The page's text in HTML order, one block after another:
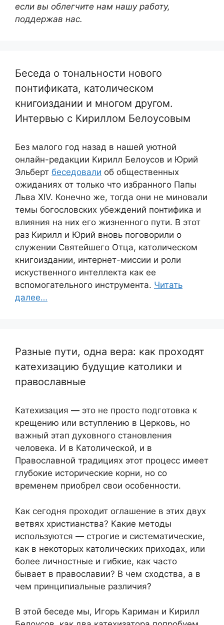
если вы облегчите нам нашу работу,
поддержав нас.
Беседа о тональности нового
понтификата, католическом
книгоиздании и многом другом.
Интервью с Кириллом Белоусовым
Без малого год назад в нашей уютной
онлайн-редакции Кирилл Белоусов и Юрий
Эльберт беседовали об общественных
ожиданиях от только что избранного Папы
Льва XIV. Конечно же, тогда они не миновали
темы богословских убеждений понтифика и
влияния на них его жизненного пути. В этот
раз Кирилл и Юрий вновь поговорили о
служении Святейшего Отца, католическом
книгоиздании, интернет-миссии и роли
искуственного интеллекта как ее
вспомогательного инструмента. Читать
далее…
Разные пути, одна вера: как проходят
катехизацию будущие католики и
православные
Катехизация — это не просто подготовка к
крещению или вступлению в Церковь, но
важный этап духовного становления
человека. И в Католической, и в
Православной традициях этот процесс имеет
глубокие исторические корни, но со
временем приобрел свои особенности.
Как сегодня проходит оглашение в этих двух
ветвях христианства? Какие методы
используются — строгие и систематические,
как в некоторых католических приходах, или
более личностные и гибкие, как часто
бывает в православии? В чем сходства, а в
чем принципиальные различия?
В этой беседе мы, Игорь Кариман и Кирилл